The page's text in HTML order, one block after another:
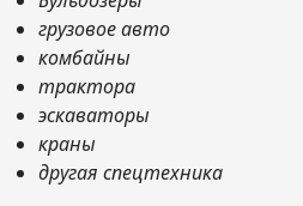
грузовое авто
комбайны
трактора
эскаваторы
краны
другая спецтехника